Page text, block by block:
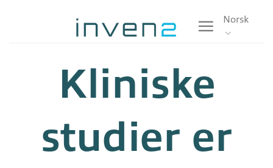
Norsk
Kliniske
studier er